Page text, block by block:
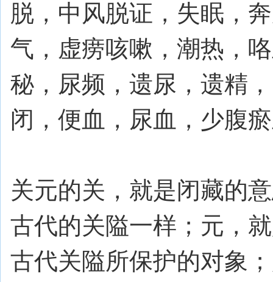
脱，中风脱证，失眠，
气，虚痨咳嗽，潮热，
秘，尿频，遗尿，遗精
闭，便血，尿血，少腹
关元的关，就是闭藏的
古代的关隘一样；元，
古代关隘所保护的对象